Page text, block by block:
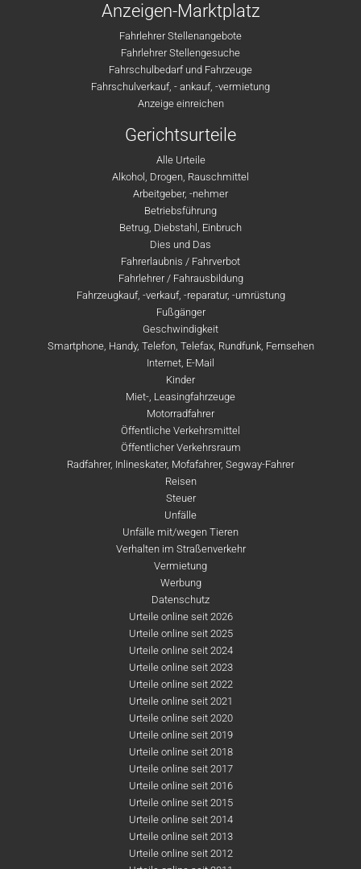
Anzeigen-Marktplatz
Fahrlehrer Stellenangebote
Fahrlehrer Stellengesuche
Fahrschulbedarf und Fahrzeuge
Fahrschulverkauf, - ankauf, -vermietung
Anzeige einreichen
Gerichtsurteile
Alle Urteile
Alkohol, Drogen, Rauschmittel
Arbeitgeber, -nehmer
Betriebsführung
Betrug, Diebstahl, Einbruch
Dies und Das
Fahrerlaubnis / Fahrverbot
Fahrlehrer / Fahrausbildung
Fahrzeugkauf, -verkauf, -reparatur, -umrüstung
Fußgänger
Geschwindigkeit
Smartphone, Handy, Telefon, Telefax, Rundfunk, Fernsehen
Internet, E-Mail
Kinder
Miet-, Leasingfahrzeuge
Motorradfahrer
Öffentliche Verkehrsmittel
Öffentlicher Verkehrsraum
Radfahrer, Inlineskater, Mofafahrer, Segway-Fahrer
Reisen
Steuer
Unfälle
Unfälle mit/wegen Tieren
Verhalten im Straßenverkehr
Vermietung
Werbung
Datenschutz
Urteile online seit 2026
Urteile online seit 2025
Urteile online seit 2024
Urteile online seit 2023
Urteile online seit 2022
Urteile online seit 2021
Urteile online seit 2020
Urteile online seit 2019
Urteile online seit 2018
Urteile online seit 2017
Urteile online seit 2016
Urteile online seit 2015
Urteile online seit 2014
Urteile online seit 2013
Urteile online seit 2012